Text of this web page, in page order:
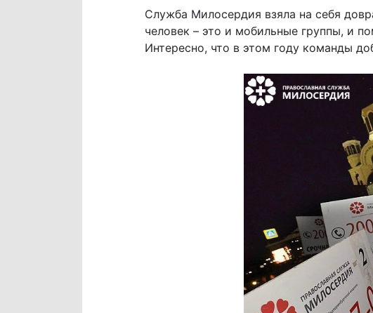
Служба Милосердия взяла на себя
человек – это и мобильные группы, и
Интересно, что в этом году команды